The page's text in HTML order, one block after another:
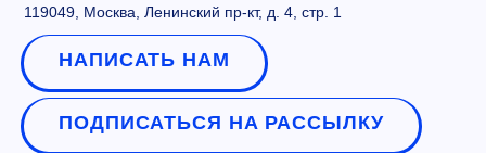
119049, Москва, Ленинский пр-кт, д. 4, стр. 1
НАПИСАТЬ НАМ
ПОДПИСАТЬСЯ НА РАССЫЛКУ